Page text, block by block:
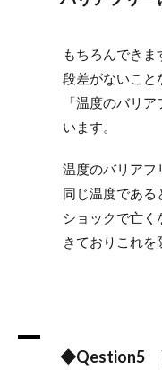
もちろんできま
段差がないこと
「温度のバリ
います。
温度のバリアフ
同じ温度である
ショックで亡く
きておりこれを
A
◆Qestion5